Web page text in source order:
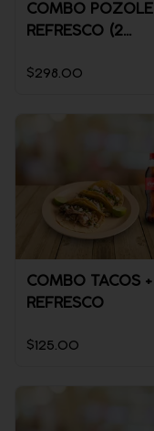
COMBO POZOLE +
REFRESCO (2
$298.00
COMBO TACOS +
REFRESCO
$125.00